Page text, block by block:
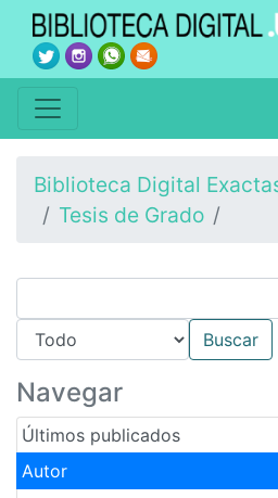
Biblioteca Digital
Tesis de Grado
Navegar
Últimos publicados
Autor